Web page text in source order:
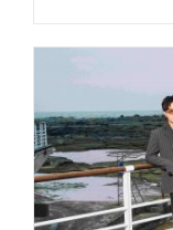
不僅創下首組
唱會的紀錄，
日本藝人來台